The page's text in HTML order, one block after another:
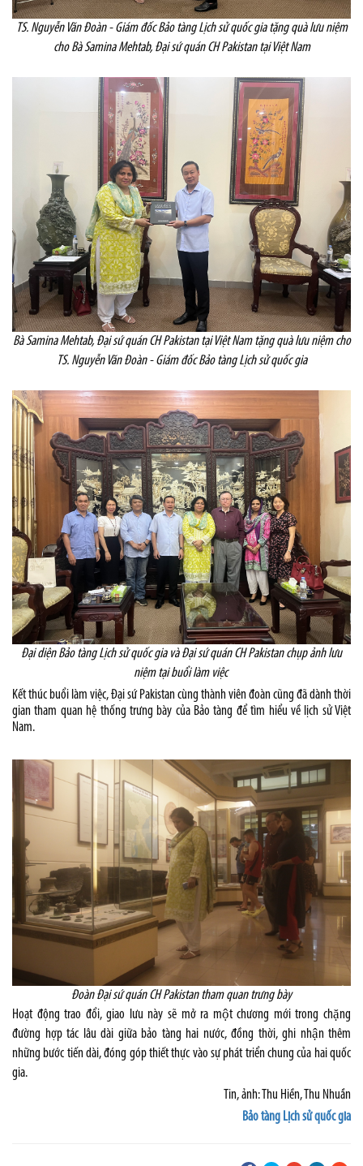
TS. Nguyễn Văn Đoàn - Giám đốc Bảo tàng Lịch sử quốc gia tặng quà lưu niệm
cho Bà Samina Mehtab, Đại sứ quán CH Pakistan tại Việt Nam
Bà Samina Mehtab, Đại sứ quán CH Pakistan tại Việt Nam tặng quà lưu niệm cho
TS. Nguyễn Văn Đoàn - Giám đốc Bảo tàng Lịch sử quốc gia
Đại diện Bảo tàng Lịch sử quốc gia và Đại sứ quán CH Pakistan chụp ảnh lưu
niệm tại buổi làm việc
Kết thúc buổi làm việc, Đại sứ Pakistan cùng thành viên đoàn cũng đã dành thời
gian tham quan hệ thống trưng bày của Bảo tàng để tìm hiểu về lịch sử Việt
Nam.
Đoàn Đại sứ quán CH Pakistan tham quan trưng bày
Hoạt động trao đổi, giao lưu này sẽ mở ra một chương mới trong chặng
đường hợp tác lâu dài giữa bảo tàng hai nước, đồng thời, ghi nhận thêm
những bước tiến dài, đóng góp thiết thực vào sự phát triển chung của hai quốc
gia.
Tin, ảnh: Thu Hiền, Thu Nhuần
Bảo tàng Lịch sử quốc gia